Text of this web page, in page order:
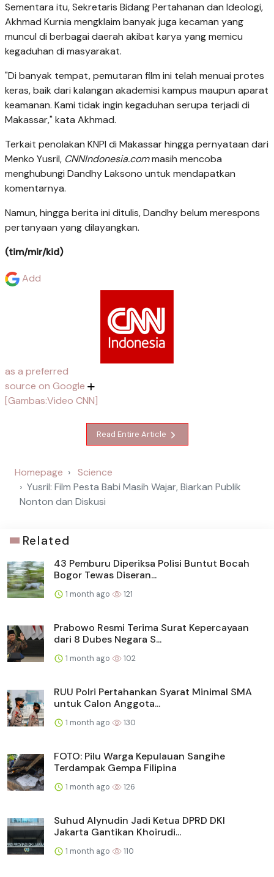
Sementara itu, Sekretaris Bidang Pertahanan dan Ideologi,
Akhmad Kurnia mengklaim banyak juga kecaman yang
muncul di berbagai daerah akibat karya yang memicu
kegaduhan di masyarakat.
"Di banyak tempat, pemutaran film ini telah menuai protes
keras, baik dari kalangan akademisi kampus maupun aparat
keamanan. Kami tidak ingin kegaduhan serupa terjadi di
Makassar," kata Akhmad.
Terkait penolakan KNPI di Makassar hingga pernyataan dari
Menko Yusril, CNNIndonesia.commasih mencoba
menghubungi Dandhy Laksono untuk mendapatkan
komentarnya.
Namun, hingga berita ini ditulis, Dandhy belum merespons
pertanyaan yang dilayangkan.
(tim/mir/kid)
Add
as a preferred
source on Google
[Gambas:Video CNN]
Read Entire Article
Homepage
Science
Yusril: Film Pesta Babi Masih Wajar, Biarkan Publik
Nonton dan Diskusi
Related
43 Pemburu Diperiksa Polisi Buntut Bocah
Bogor Tewas Diseran...
1 month ago 121
Prabowo Resmi Terima Surat Kepercayaan
dari 8 Dubes Negara S...
1 month ago 102
RUU Polri Pertahankan Syarat Minimal SMA
untuk Calon Anggota...
1 month ago 130
FOTO: Pilu Warga Kepulauan Sangihe
Terdampak Gempa Filipina
1 month ago 126
Suhud Alynudin Jadi Ketua DPRD DKI
Jakarta Gantikan Khoirudi...
1 month ago 110